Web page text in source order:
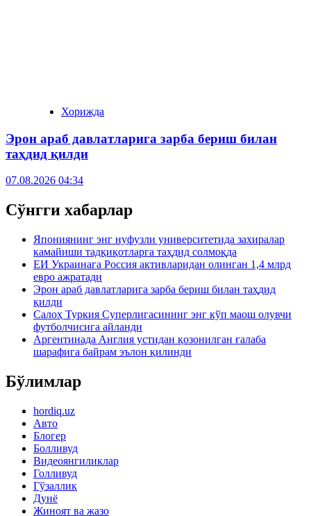
Хорижда
Эрон араб давлатларига зарба бериш билан
таҳдид қилди
07.08.2026 04:34
Сўнгги хабарлар
Япониянинг энг нуфузли университетида захиралар
камайиши тадқиқотларга таҳдид солмоқда
ЕИ Украинага Россия активларидан олинган 1,4 млрд
евро ажратади
Эрон араб давлатларига зарба бериш билан таҳдид
қилди
Салоҳ Туркия Суперлигасининг энг кўп маош олувчи
футболчисига айланди
Аргентинада Англия устидан қозонилган ғалаба
шарафига байрам эълон қилинди
Бўлимлар
hordiq.uz
Авто
Блогер
Болливуд
Видеоянгиликлар
Голливуд
Гўзаллик
Дунё
Жиноят ва жазо